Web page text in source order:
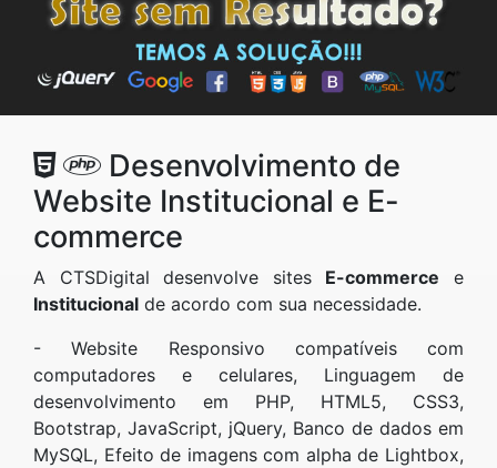
Desenvolvimento de
Website Institucional e E-
commerce
A CTSDigital desenvolve sites E-commerce e
Institucional de acordo com sua necessidade.
- Website Responsivo compatíveis com
computadores e celulares, Linguagem de
desenvolvimento em PHP, HTML5, CSS3,
Bootstrap, JavaScript, jQuery, Banco de dados em
MySQL, Efeito de imagens com alpha de Lightbox,